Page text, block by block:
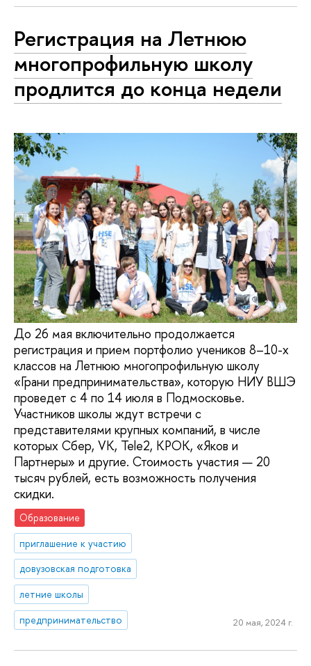
Регистрация на Летнюю
многопрофильную школу
продлится до конца недели
До 26 мая включительно продолжается
регистрация и прием портфолио учеников 8–10-х
классов на Летнюю многопрофильную школу
«Грани предпринимательства», которую НИУ ВШЭ
проведет с 4 по 14 июля в Подмосковье.
Участников школы ждут встречи с
представителями крупных компаний, в числе
которых Сбер, VK, Теlе2, КРОК, «Яков и
Партнеры» и другие. Стоимость участия — 20
тысяч рублей, есть возможность получения
скидки.
Образование
приглашение к участию
довузовская подготовка
летние школы
предпринимательство
20 мая, 2024 г.